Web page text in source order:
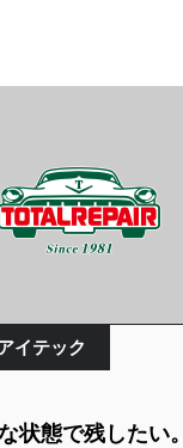
イテック
状態で残したい。